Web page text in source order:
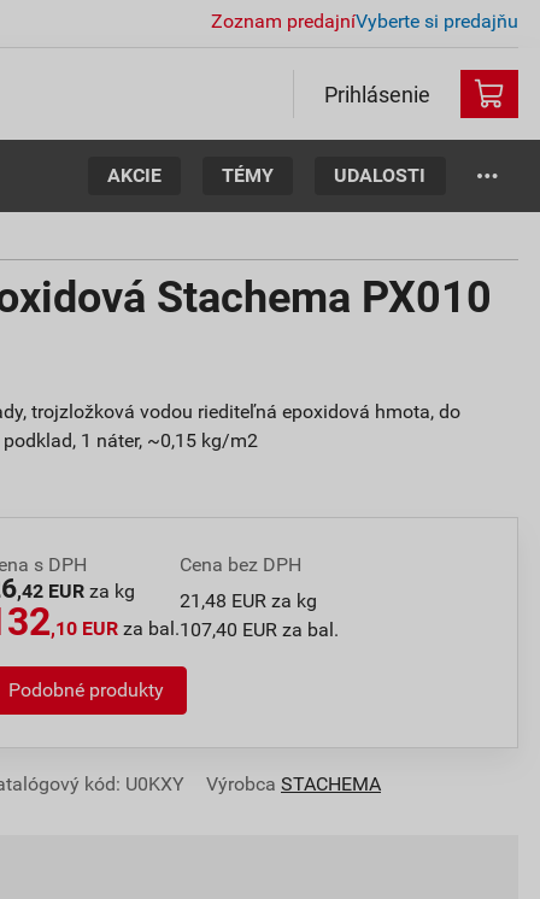
Zoznam predajníVyberte si predajňu
Prihlásenie
AKCIE TÉMY UDALOSTI
Stachema PX010
trojzložková vodou riediteľná epoxidová hmota, do
1 náter, ~0,15 kg/m2
s DPH
,42 EUR za kg
,10 EUR za bal.
Cena bez DPH
21,48 EUR za kg
107,40 EUR za bal.
Podobné produkty
kód: U0KXY Výrobca STACHEMA